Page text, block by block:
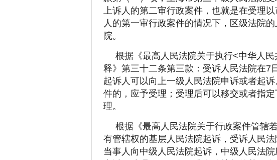
上诉人的第二审行政案件，也就是在受理
人的第一审行政案件的情况下，区级法院
院。
根据《最高人民法院关于执行<中华人
释》第三十二条第三款：受诉人民法院在7
起诉人可以向上一级人民法院申诉或者起
件的，应予受理；受理后可以移交或者指
理。
根据《最高人民法院关于行政案件管辖
有管辖权的基层人民法院起诉，受诉人民
当事人向中级人民法院起诉，中级人民法